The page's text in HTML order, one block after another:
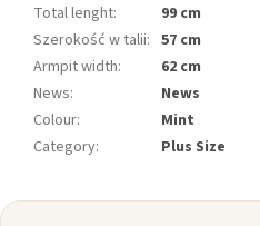
Total lenght:
99 cm
Szerokość w talii: 57 cm
Armpit width:
62 cm
News:
News
Colour:
Mint
Category: Plus Size
Z